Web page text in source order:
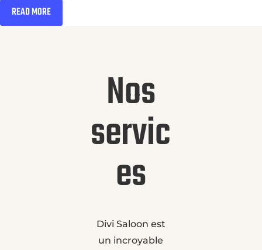
READ MORE
Nos
servic
es
Divi Saloon est
un incroyable